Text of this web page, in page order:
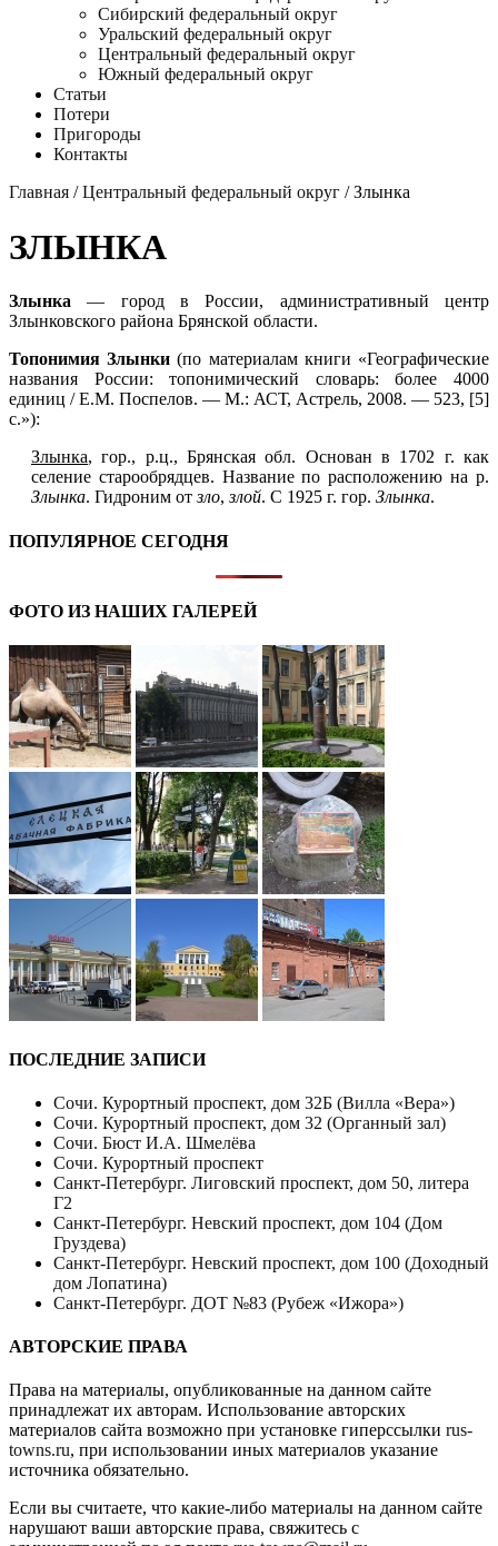
Сибирский федеральный округ
Уральский федеральный округ
Центральный федеральный округ
Южный федеральный округ
Статьи
Потери
Пригороды
Контакты
Главная /Центральный федеральный округ / Злынка
ЗЛЫНКА
Злынка — город в России, административный центр
Злынковского района Брянской области.
Топонимия Злынки (по материалам книги «Географические
названия России: топонимический словарь: более 4000
единиц / Е.М. Поспелов. — М.: АСТ, Астрель, 2008. — 523, [5]
с.»):
Злынка, гор., р.ц., Брянская обл. Основан в 1702 г. как
селение старообрядцев. Название по расположению на р.
Злынка. Гидроним отзло,злой. С 1925 г. гор. Злынка.
ПОПУЛЯРНОЕ СЕГОДНЯ
ФОТО ИЗ НАШИХ ГАЛЕРЕЙ
ПОСЛЕДНИЕ ЗАПИСИ
Сочи. Курортный проспект, дом 32Б (Вилла «Вера»)
Сочи. Курортный проспект, дом 32 (Органный зал)
Сочи. Бюст И.А. Шмелёва
Сочи. Курортный проспект
Санкт-Петербург. Лиговский проспект, дом 50, литера
Г2
Санкт-Петербург. Невский проспект, дом 104 (Дом
Груздева)
Санкт-Петербург. Невский проспект, дом 100 (Доходный
дом Лопатина)
Санкт-Петербург. ДОТ №83 (Рубеж «Ижора»)
АВТОРСКИЕ ПРАВА
Права на материалы, опубликованные на данном сайте
принадлежат их авторам. Использование авторских
материалов сайта возможно при установке гиперссылки rus-
towns.ru, при использовании иных материалов указание
источника обязательно.
Если вы считаете, что какие-либо материалы на данном сайте
нарушают ваши авторские права, свяжитесь с